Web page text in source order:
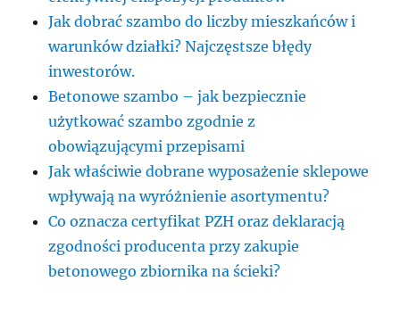
Jak dobrać szambo do liczby mieszkańców i
warunków działki? Najczęstsze błędy
inwestorów.
Betonowe szambo – jak bezpiecznie
użytkować szambo zgodnie z
obowiązującymi przepisami
Jak właściwie dobrane wyposażenie sklepowe
wpływają na wyróżnienie asortymentu?
Co oznacza certyfikat PZH oraz deklaracją
zgodności producenta przy zakupie
betonowego zbiornika na ścieki?